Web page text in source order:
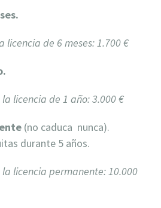
licencia de 6 meses: 1.700 €
licencia de 1 año: 3.000 €
(no caduca nunca).
durante 5 años.
licencia permanente: 10.000